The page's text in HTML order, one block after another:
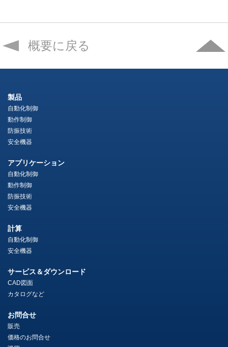
概要に戻る
製品
自動化制御
動作制御
防振技術
安全機器
アプリケーション
自動化制御
動作制御
防振技術
安全機器
計算
自動化制御
安全機器
サービス＆ダウンロード
CAD図面
カタログなど
お問合せ
販売
価格のお問合せ